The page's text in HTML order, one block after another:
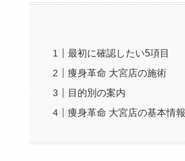
最初に確認したい5項目
痩身革命 大宮店の施術
目的別の案内
痩身革命 大宮店の基本情報